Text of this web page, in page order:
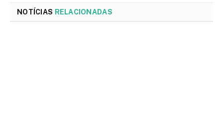
NOTÍCIAS RELACIONADAS